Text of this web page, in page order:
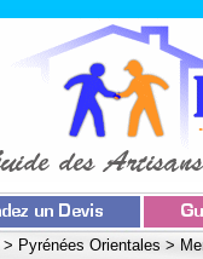
> Pyrénées Orientales >